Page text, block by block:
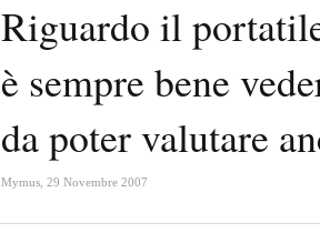
Riguardo il
è sempre bene
da poter valutare
Mymus 29 Novembre 2007